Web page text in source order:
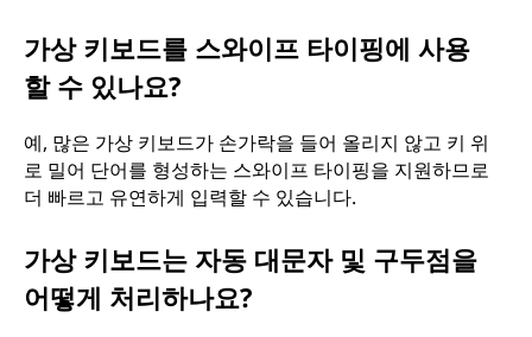
가상 키보드를 스와이프 타이핑에 사용
할 수 있나요?
예, 많은 가상 키보드가 손가락을 들어 올리지 않고 키 위
로 밀어 단어를 형성하는 스와이프 타이핑을 지원하므로
더 빠르고 유연하게 입력할 수 있습니다.
가상 키보드는 자동 대문자 및 구두점을
어떻게 처리하나요?